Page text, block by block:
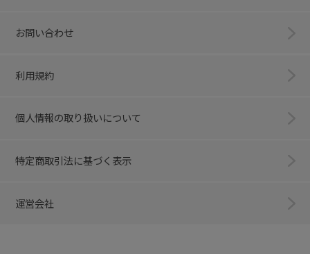
お問い合わせ
利用規約
個人情報の取り扱いについて
特定商取引法に基づく表示
運営会社